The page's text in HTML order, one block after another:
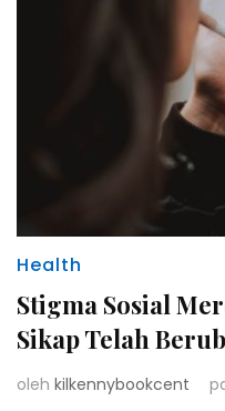
Health
Stigma Sosial
Sikap Telah
oleh kilkennybookcent